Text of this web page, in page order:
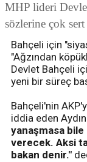
MHP lideri
sözlerine çok
Bahçeli için
"Ağzından
Devlet Bahçeli
yeni bir süreç
Bahçeli'nin
iddia eden
yanaşmasa bile
verecek. Aksi
bakan denir."